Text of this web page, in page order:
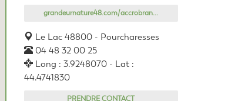
grandeurnature48.com/accrobran...
Le Lac 48800 - Pourcharesses
04 48 32 00 25
Long : 3.9248070 - Lat :
44.4741830
PRENDRE CONTACT